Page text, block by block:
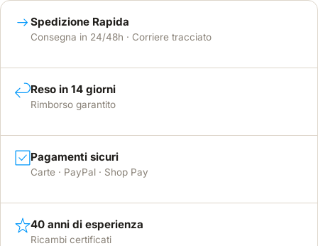
Spedizione Rapida
Consegna in 24/48h · Corriere tracciato
Reso in 14 giorni
Rimborso garantito
Pagamenti sicuri
Carte · PayPal · Shop Pay
40 anni di esperienza
Ricambi certificati